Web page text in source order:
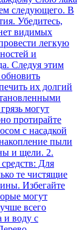
следующего. В
Убедитесь,
видимых
легкую
и
Следуя этим
их долгий
могут
протирайте
с насадкой
пыли
и щели. 2.
Для
те чистящие
Избегайте
могут
всего
и воду с